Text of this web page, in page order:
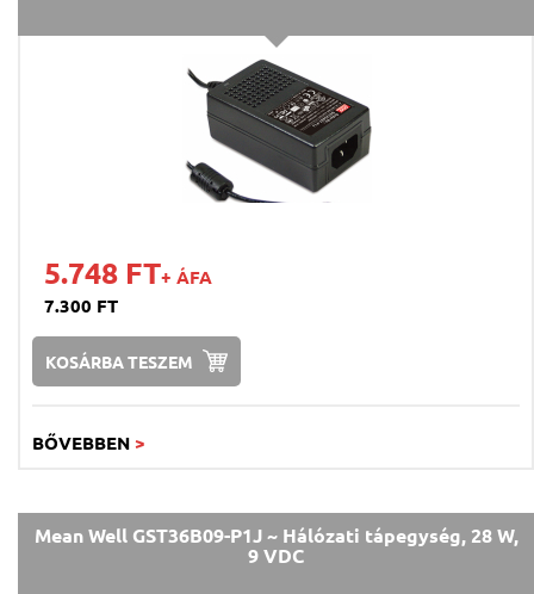
5.748 FT+ ÁFA
7.300 FT
KOSÁRBA TESZEM
BŐVEBBEN >
Mean Well GST36B09-P1J ~ Hálózati tápegység, 28 W,
9 VDC